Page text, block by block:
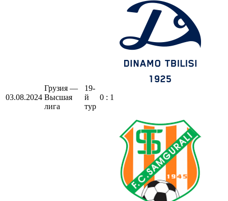
03.08.2024
Грузия —
Высшая
лига
19-
й
тур
0 : 1